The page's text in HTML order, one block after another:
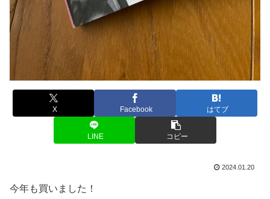
X Facebook はてブ
LINE コピー
2024.01.20
今年も買いました！